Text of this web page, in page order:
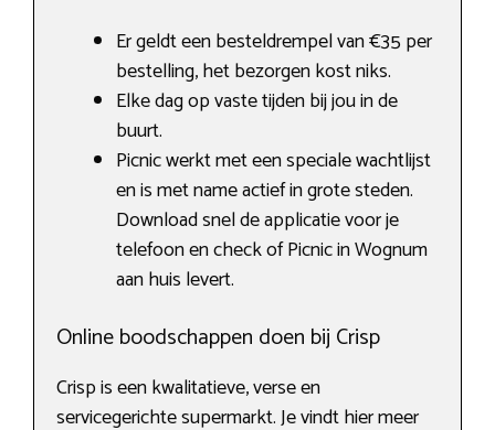
Er geldt een besteldrempel van €35 per
bestelling, het bezorgen kost niks.
Elke dag op vaste tijden bij jou in de
buurt.
Picnic werkt met een speciale wachtlijst
en is met name actief in grote steden.
Download snel de applicatie voor je
telefoon en check of Picnic in Wognum
aan huis levert.
Online boodschappen doen bij Crisp
Crisp is een kwalitatieve, verse en
servicegerichte supermarkt. Je vindt hier meer